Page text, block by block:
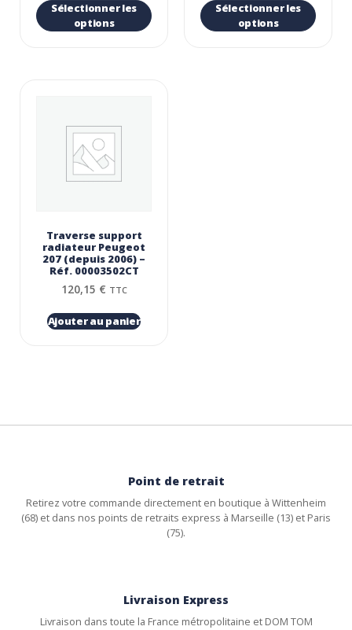
Sélectionner les
options
Sélectionner les
options
Traverse support
radiateur Peugeot
207 (depuis 2006) –
Réf. 00003502CT
120,15 € TTC
Ajouter au panier
Point de retrait
Retirez votre commande directement en boutique à Wittenheim
(68) et dans nos points de retraits express à Marseille (13) et Paris
(75).
Livraison Express
Livraison dans toute la France métropolitaine et DOM TOM